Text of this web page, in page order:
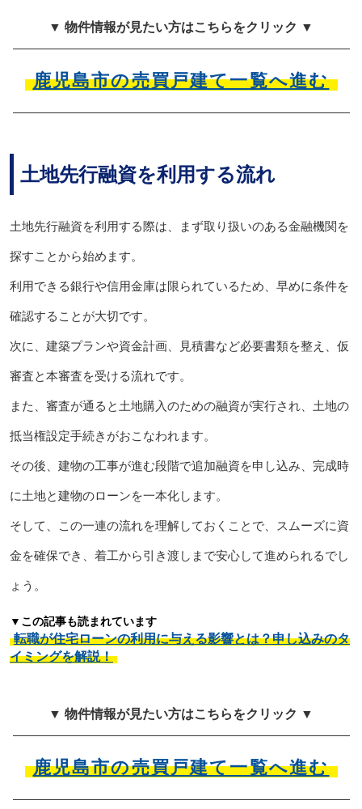
▼ 物件情報が見たい方はこちらをクリック ▼
鹿児島市の売買戸建て一覧へ進む
土地先行融資を利用する流れ
土地先行融資を利用する際は、まず取り扱いのある金融機関を
探すことから始めます。
利用できる銀行や信用金庫は限られているため、早めに条件を
確認することが大切です。
次に、建築プランや資金計画、見積書など必要書類を整え、仮
審査と本審査を受ける流れです。
また、審査が通ると土地購入のための融資が実行され、土地の
抵当権設定手続きがおこなわれます。
その後、建物の工事が進む段階で追加融資を申し込み、完成時
に土地と建物のローンを一本化します。
そして、この一連の流れを理解しておくことで、スムーズに資
金を確保でき、着工から引き渡しまで安心して進められるでし
ょう。
▼この記事も読まれています
転職が住宅ローンの利用に与える影響とは？申し込みのタ
イミングを解説！
▼ 物件情報が見たい方はこちらをクリック ▼
鹿児島市の売買戸建て一覧へ進む